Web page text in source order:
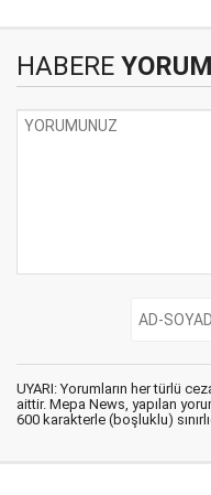
HABERE
UYARI: Yorumların her türlü
aittir. Mepa News, yapılan
600 karakterle (boşluklu)